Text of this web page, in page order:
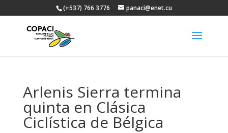
(+537) 766 3776 panaci@enet.cu
Arlenis Sierra termina
quinta en Clásica
Ciclística de Bélgica